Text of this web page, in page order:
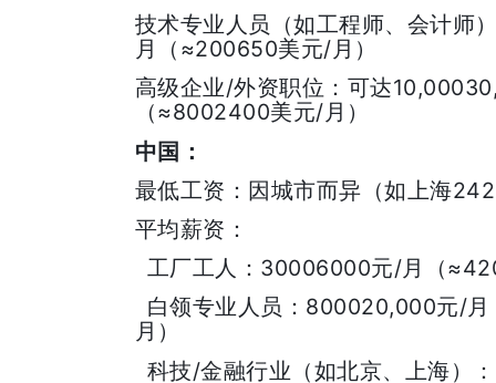
技术专业人员（如工程师、会计师
月（ ≈200650美元/ 月）
高级企业/外资职位：可达
（≈8002400美元/月）
中国：
最低工资：因城市而异（如上海
平均薪资：
工厂工人： 30006000元/月（
白领专业人员： 800020,000元/月
月）
科技/金融行业（如北京、上海）